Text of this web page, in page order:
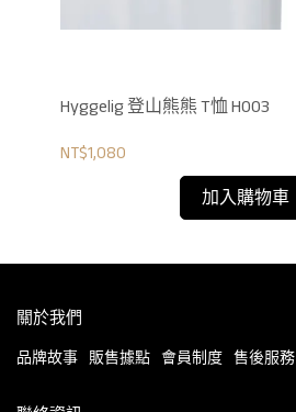
Hyggelig 登山熊熊 T恤 H003
NT$1,080
加入購物車
關於我們
品牌故事 販售據點 會員制度 售後服務